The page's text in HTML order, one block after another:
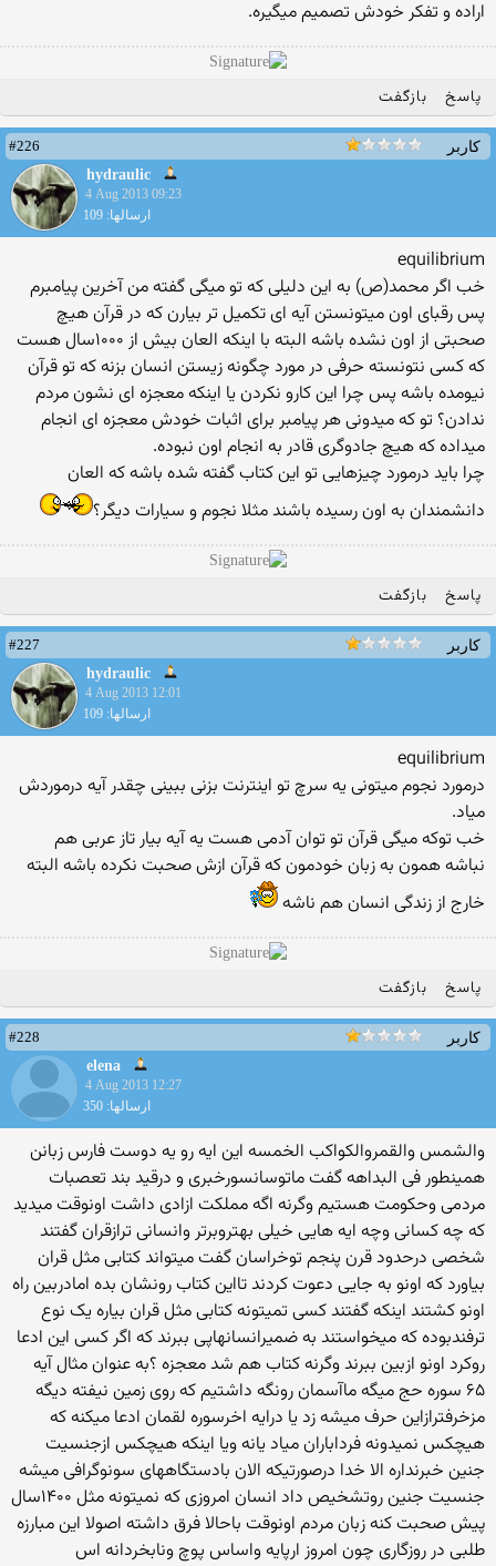
اراده و تفکر خودش تصمیم میگیره.
پاسخ بازگفت
کاربر
#226
hydraulic
4 Aug 2013 09:23
ارسالها: 109
equilibrium
خب اگر محمد(ص) به این دلیلی که تو میگی گفته من آخرین پیامبرم
پس رقبای اون میتونستن آیه ای تکمیل تر بیارن که در قرآن هیچ
صحبتی از اون نشده باشه البته با اینکه العان بیش از ۱۰۰۰سال هست
که کسی نتونسته حرفی در مورد چگونه زیستن انسان بزنه که تو قرآن
نیومده باشه پس چرا این کارو نکردن یا اینکه معجزه ای نشون مردم
ندادن؟ تو که میدونی هر پیامبر برای اثبات خودش معجزه ای انجام
میداده که هیچ جادوگری قادر به انجام اون نبوده.
چرا باید درمورد چیزهایی تو این کتاب گفته شده باشه که العان
دانشمندان به اون رسیده باشند مثلا نجوم و سیارات دیگر؟
پاسخ بازگفت
کاربر
#227
hydraulic
4 Aug 2013 12:01
ارسالها: 109
equilibrium
درمورد نجوم میتونی یه سرچ تو اینترنت بزنی ببینی چقدر آیه درموردش
میاد.
خب توکه میگی قرآن تو توان آدمی هست یه آیه بیار تاز عربی هم
نباشه همون به زبان خودمون که قرآن ازش صحبت نکرده باشه البته
خارج از زندگی انسان هم ناشه
پاسخ بازگفت
کاربر
#228
elena
4 Aug 2013 12:27
ارسالها: 350
والشمس والقمروالکواکب الخمسه این ایه رو یه دوست فارس زبانن
همینطور فی البداهه گفت ماتوسانسورخبری و درقید بند تعصبات
مردمی وحکومت هستیم وگرنه اگه مملکت ازادی داشت اونوقت میدید
که چه کسانی وچه ایه هایی خیلی بهتروبرتر وانسانی ترازقران گفتند
شخصی درحدود قرن پنجم توخراسان گفت میتواند کتابی مثل قران
بیاورد که اونو به جایی دعوت کردند تااین کتاب رونشان بده امادربین راه
اونو کشتند اینکه گفتند کسی تمیتونه کتابی مثل قران بیاره یک نوع
ترفندبوده که میخواستند به ضمیرانسانهاپی ببرند که اگر کسی این ادعا
روکرد اونو ازبین ببرند وگرنه کتاب هم شد معجزه ؟به عنوان مثال آیه
۶۵ سوره حج میگه ماآسمان رونگه داشتیم که روی زمین نیفته دیگه
مزخرفترازاین حرف میشه زد یا درایه اخرسوره لقمان ادعا میکنه که
هیچکس نمیدونه فرداباران میاد یانه ویا اینکه هیچکس ازجنسیت
جنین خبرنداره الا خدا درصورتیکه الان بادستگاههای سونوگرافی میشه
جنسیت جنین روتشخیص داد انسان امروزی که نمیتونه مثل ۱۴۰۰سال
پیش صحبت کنه زبان مردم اونوقت باحالا فرق داشته اصولا این مبارزه
طلبی در روزگاری چون امروز ارپایه واساس پوچ ونابخردانه اس